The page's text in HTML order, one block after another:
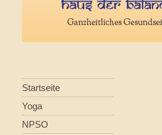
Startseite
Yoga
NPSO